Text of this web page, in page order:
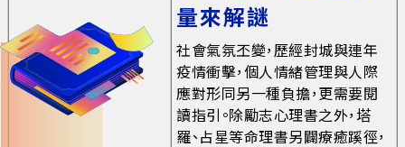
量來解謎
社會氣氛丕變，歷經封城與連年
疫情衝擊，個人情緒管理與人際
應對形同另一種負擔，更需要閱
讀指引。除勵志心理書之外，塔
羅、占星等命理書另闢療癒蹊徑，